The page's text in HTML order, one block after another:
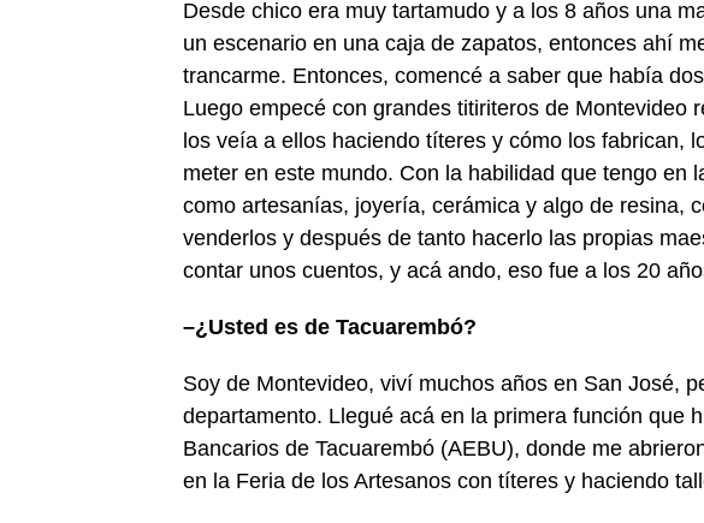
Desde chico era muy tartamudo y a los 8 años una
un escenario en una caja de zapatos, entonces ahí
trancarme. Entonces, comencé a saber que había
Luego empecé con grandes titiriteros de Montevideo
los veía a ellos haciendo títeres y cómo los fabrican,
meter en este mundo. Con la habilidad que tengo en
como artesanías, joyería, cerámica y algo de resina,
venderlos y después de tanto hacerlo las propias
contar unos cuentos, y acá ando, eso fue a los 20
–¿Usted es de Tacuarembó?
Soy de Montevideo, viví muchos años en San José,
departamento. Llegué acá en la primera función que
Bancarios de Tacuarembó (AEBU), donde me
en la Feria de los Artesanos con títeres y haciendo